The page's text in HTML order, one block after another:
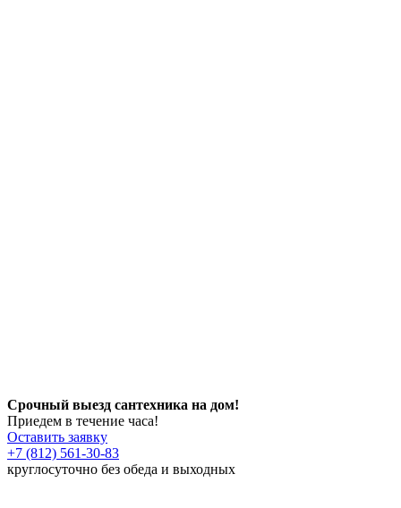
Срочный выезд сантехника на дом!
Приедем в течение часа!
Оставить заявку
+7 (812) 561-30-83
круглосуточно без обеда и выходных